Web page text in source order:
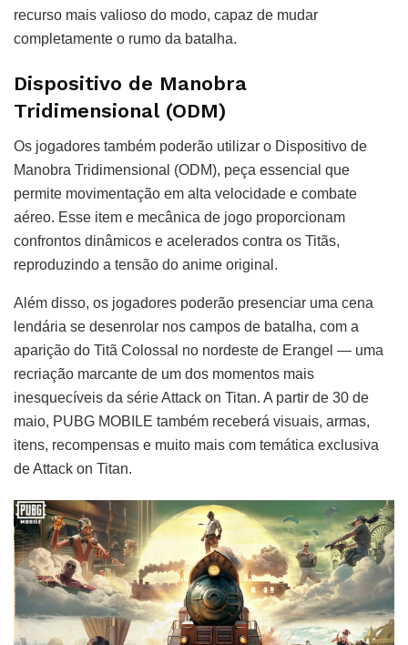
recurso mais valioso do modo, capaz de mudar
completamente o rumo da batalha.
Dispositivo de Manobra
Tridimensional (ODM)
Os jogadores também poderão utilizar o Dispositivo de
Manobra Tridimensional (ODM), peça essencial que
permite movimentação em alta velocidade e combate
aéreo. Esse item e mecânica de jogo proporcionam
confrontos dinâmicos e acelerados contra os Titãs,
reproduzindo a tensão do anime original.
Além disso, os jogadores poderão presenciar uma cena
lendária se desenrolar nos campos de batalha, com a
aparição do Titã Colossal no nordeste de Erangel — uma
recriação marcante de um dos momentos mais
inesquecíveis da série Attack on Titan. A partir de 30 de
maio, PUBG MOBILE também receberá visuais, armas,
itens, recompensas e muito mais com temática exclusiva
de Attack on Titan.